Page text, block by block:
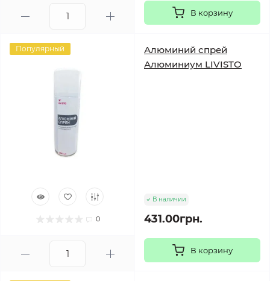
В корзину
Популярный
0
Алюминий спрей
Алюминиум LIVISTO
В наличии
431.00грн.
В корзину